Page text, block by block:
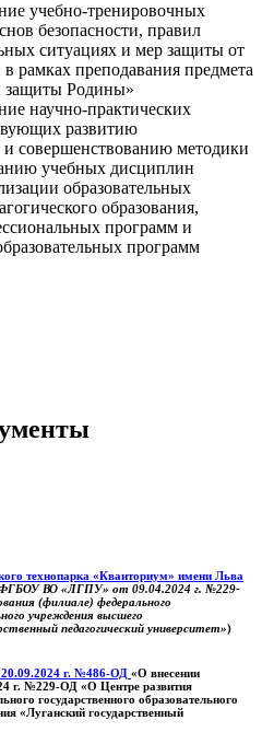
учебно-тренировочных
безопасности, правил
ситуациях и мер защиты от
рамках преподавания предмета
защиты Родины»
научно-практических
развитию
и совершенствованию методики
учебных дисциплин
образовательных
образования,
программ и
программ
технопарка «Кванториум» имени Льва
ФГБОУ ВО «ЛГПУ» от 09.04.2024 г. №229-
(филиале) федерального
учреждения высшего
педагогический университет»)
г. №486-ОД «О внесении
г. №229-ОД «О Центре развития
государственного образовательного
«Луганский государственный